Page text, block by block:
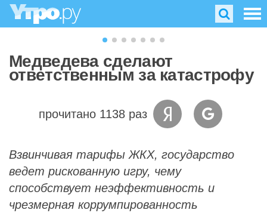
Медведева сделают
ответственным за катастрофу
прочитано 1138 раз
Взвинчивая тарифы ЖКХ, государство
ведет рискованную игру, чему
способствует неэффективность и
чрезмерная коррумпированность